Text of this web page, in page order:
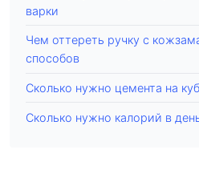
варки
Чем оттереть ручку с
способов
Сколько нужно цемента на
Сколько нужно калорий в